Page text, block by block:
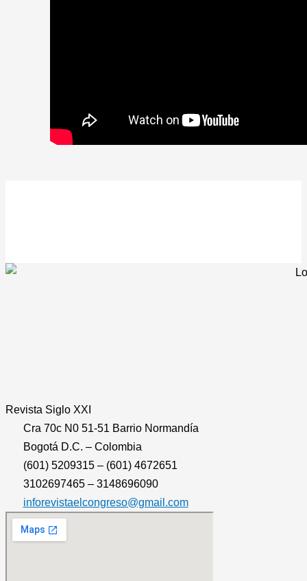
Revista Siglo XXI
Cra 70c N0 51-51 Barrio Normandía
Bogotá D.C. – Colombia
(601) 5209315 – (601) 4672651
3102697465 – 3148696090
inforevistaelcongreso@gmail.com